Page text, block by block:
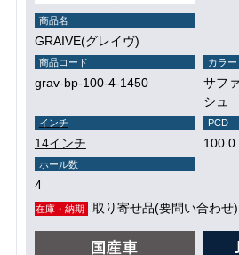
商品名
GRAIVE(グレイヴ)
商品コード
grav-bp-100-4-1450
カラー
サフ
シュ
インチ
14インチ
PCD
100.0
ホール数
4
在庫・納期 取り寄せ品(要問い合わせ)